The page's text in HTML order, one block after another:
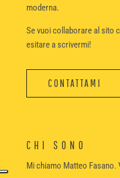
moderna.
Se vuoi collaborare al sito
esitare a scrivermi!
CONTATTAMI
CHI SONO
Mi chiamo Matteo Fasano.